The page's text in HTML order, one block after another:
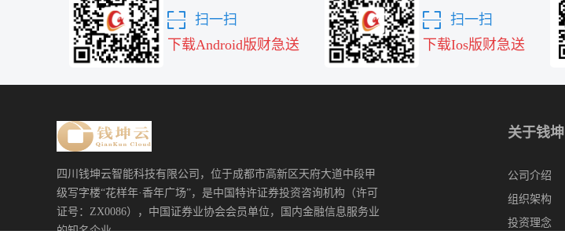
扫一扫
下载Android版财急送
扫一扫
下载Ios版财急送
四川钱坤云智能科技有限公司，位于成都市高新区天府大道中段甲
级写字楼“花样年·香年广场”，是中国特许证券投资咨询机构（许可
证号：ZX0086），中国证券业协会会员单位，国内金融信息服务业
的知名企业。
关于钱坤
公司介绍
组织架构
投资理念